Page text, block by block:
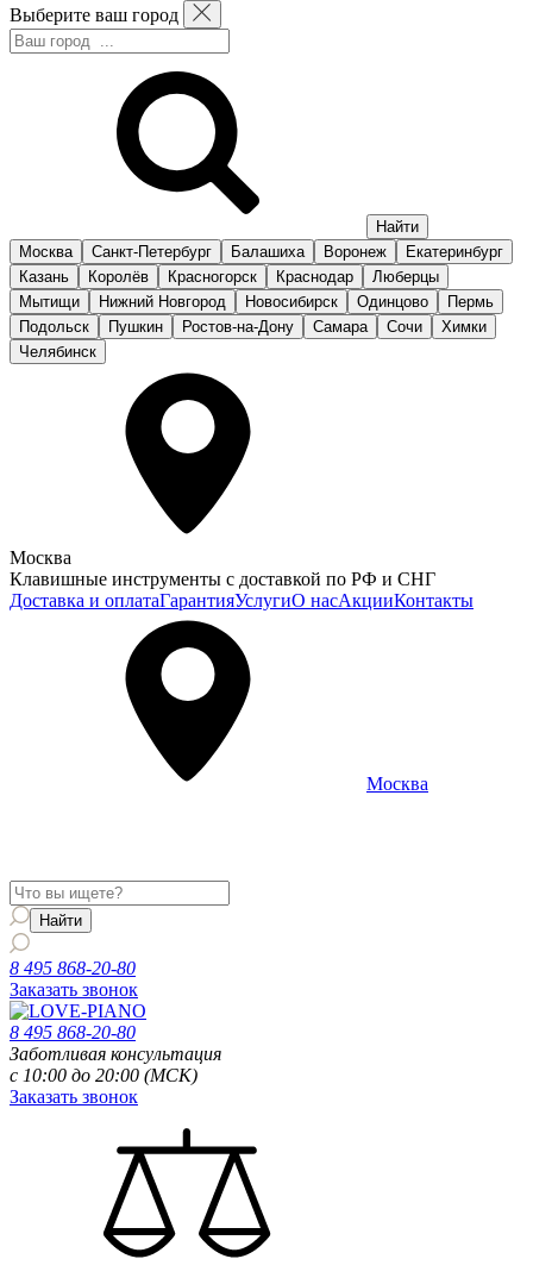
Выберите ваш город
Москва Санкт-Петербург Балашиха Воронеж
Екатеринбург
Казань
Королёв Красногорск Краснодар
Люберцы
Мытищи
Нижний Новгород Новосибирск Одинцово
Пермь
Подольск
Пушкин Ростов-на-Дону Самара Сочи
Химки
Челябинск
Москва
Клавишные инструменты с доставкой по РФ и СНГ
Доставка и оплатаГарантияУслугиО насАкцииКонтакты
Москва
8 495 868-20-80
Заказать звонок
8 495 868-20-80
Заботливая консультация
с 10:00 до 20:00 (МСК)
Заказать звонок